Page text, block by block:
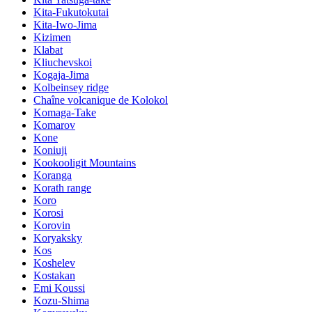
Kita-Fukutokutai
Kita-Iwo-Jima
Kizimen
Klabat
Kliuchevskoi
Kogaja-Jima
Kolbeinsey ridge
Chaîne volcanique de Kolokol
Komaga-Take
Komarov
Kone
Koniuji
Kookooligit Mountains
Koranga
Korath range
Koro
Korosi
Korovin
Koryaksky
Kos
Koshelev
Kostakan
Emi Koussi
Kozu-Shima